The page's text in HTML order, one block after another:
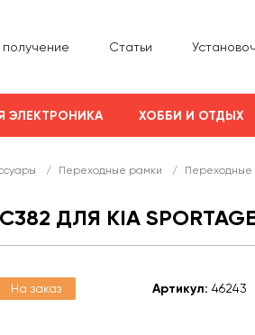
получение Статьи
ЭЛЕКТРОНИКА ХОББИ И ОТДЫХ
/ Переходные рамки / Переходные
ДЛЯ KIA
На заказ Артикул: 46243